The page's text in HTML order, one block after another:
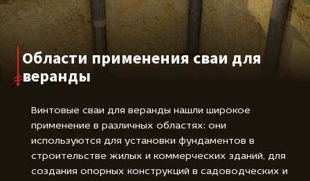
Области применения сваи для
веранды
Винтовые сваи для веранды нашли широкое
применение в различных областях: они
используются для установки фундаментов в
строительстве жилых и коммерческих зданий, для
создания опорных конструкций в садоводческих и